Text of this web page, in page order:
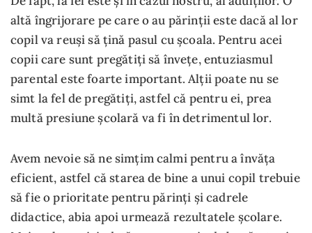
altă îngrijorare pe care o au părinții este dacă al lor
copil va reuși să țină pasul cu școala. Pentru acei
copii care sunt pregătiți să învețe, entuziasmul
parental este foarte important. Alții poate nu se
simt la fel de pregătiți, astfel că pentru ei, prea
multă presiune școlară va fi în detrimentul lor.
Avem nevoie să ne simțim calmi pentru a învăța
eficient, astfel că starea de bine a unui copil trebuie
să fie o prioritate pentru părinți și cadrele
didactice, abia apoi urmează rezultatele școlare.